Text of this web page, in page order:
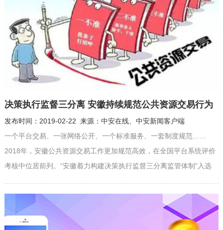
决策执行监督三分离 安徽持续规范公共资源交易行为
发布时间：2019-02-22 来源：中安在线、中安新闻客户端
一个平台交易、一张网络公开、一个标准服务、一套制度规范……
2018年，安徽公共资源交易工作更加规范高效，在全国平台系统评价
考核中位居前列。“安徽着力构建决策执行监督三分离监管体制”入选
去年一年，安徽持续优化“省市共建、市县一体”平台系统，全面提升全
流程电子化水平，完成工程建设项目招标投标等6类交易项目83559
个，成交金额8368...